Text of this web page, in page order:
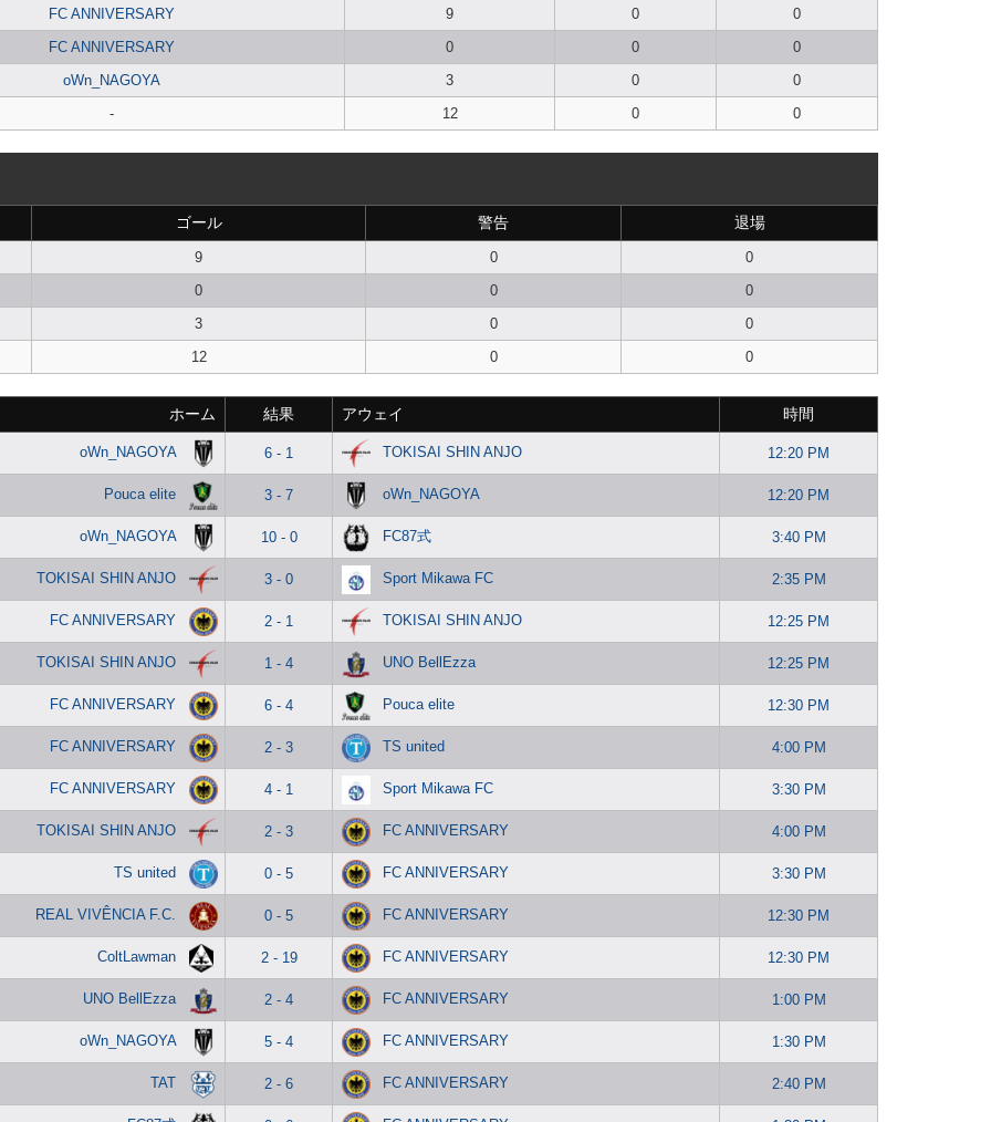
FC ANNIVERSARY 9 0
0
FC ANNIVERSARY
0 0
0
oWn_NAGOYA
3 0
0
-
12 0 0
ゴール 警告 退場
9 0
0
0
0
0
3
0
0
12
0 0
ホーム 結果 アウェイ 時間
oWn_NAGOYA 6 - 1 TOKISAI SHIN ANJO 12:20 PM
Pouca elite 3 - 7 oWn_NAGOYA 12:20 PM
oWn_NAGOYA 10 - 0 FC87式 3:40 PM
TOKISAI SHIN ANJO 3 - 0 Sport Mikawa FC 2:35 PM
FC ANNIVERSARY 2 - 1 TOKISAI SHIN ANJO 12:25 PM
TOKISAI SHIN ANJO 1 - 4 UNO BellEzza 12:25 PM
FC ANNIVERSARY 6 - 4 Pouca elite 12:30 PM
FC ANNIVERSARY 2 - 3 TS united 4:00 PM
FC ANNIVERSARY 4 - 1 Sport Mikawa FC 3:30 PM
TOKISAI SHIN ANJO 2 - 3 FC ANNIVERSARY 4:00 PM
TS united 0 - 5 FC ANNIVERSARY 3:30 PM
REAL VIVÊNCIA F.C. 0 - 5 FC ANNIVERSARY 12:30 PM
ColtLawman 2 - 19 FC ANNIVERSARY 12:30 PM
UNO BellEzza 2 - 4 FC ANNIVERSARY 1:00 PM
oWn_NAGOYA 5 - 4 FC ANNIVERSARY 1:30 PM
TAT 2 - 6 FC ANNIVERSARY 2:40 PM